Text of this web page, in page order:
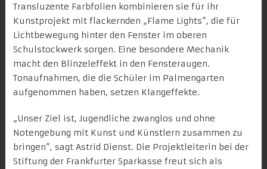
Transluzente Farbfolien kombinieren sie für ihr
Kunstprojekt mit flackernden „Flame Lights“, die für
Lichtbewegung hinter den Fenster im oberen
Schulstockwerk sorgen. Eine besondere Mechanik
macht den Blinzeleffekt in den Fensteraugen.
Tonaufnahmen, die die Schüler im Palmengarten
aufgenommen haben, setzen Klangeffekte.
„Unser Ziel ist, Jugendliche zwanglos und ohne
Notengebung mit Kunst und Künstlern zusammen zu
bringen“, sagt Astrid Dienst. Die Projektleiterin bei der
Stiftung der Frankfurter Sparkasse freut sich als